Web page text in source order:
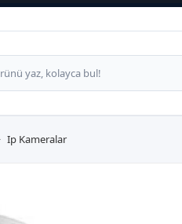
Ip Kameralar